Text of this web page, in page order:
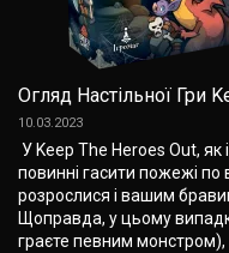
Огляд Настільної Гри
10.03.2023
У Keep The Heroes Out, як
повинні гасити пожежі
розрослися і вашим
Щоправда, у цьому
граєте певним монстром),